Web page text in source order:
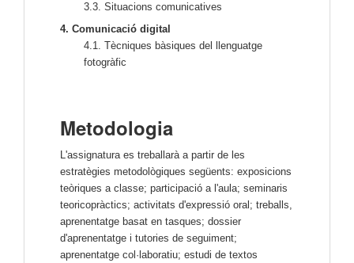
3.3. Situacions comunicatives
4. Comunicació digital
4.1. Tècniques bàsiques del llenguatge
fotogràfic
Metodologia
L'assignatura es treballarà a partir de les
estratègies metodològiques següents: exposicions
teòriques a classe; participació a l'aula; seminaris
teoricopràctics; activitats d'expressió oral; treballs,
aprenentatge basat en tasques; dossier
d'aprenentatge i tutories de seguiment;
aprenentatge col·laboratiu; estudi de textos